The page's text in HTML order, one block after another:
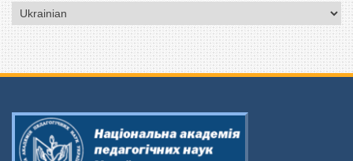
Вибрати
мову